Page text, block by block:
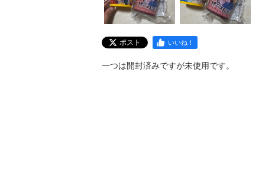
ポスト いいね！
一つは開封済みですが未使用です。